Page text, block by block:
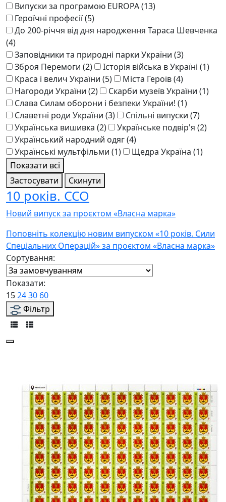
Випуски за програмою EUROPA(13)
Героїчні професії(5)
До 200-річчя від дня народження Тараса Шевченка
(4)
Заповідники та природні парки України (3)
Зброя Перемоги (2) Історія війська в Україні (1)
Краса і велич України (5) Міста Героїв(4)
Нагороди України (2) Скарби музеїв України (1)
Слава Силам оборони і безпеки України! (1)
Славетні роди України (3) Спільні випуски (7)
Українська вишивка (2) Українське подвір'я (2)
Український народний одяг(4)
Українські мультфільми (1) Щедра Україна (1)
Показати всі
Застосувати
Скинути
10 років. ССО
Новий випуск за проєктом «Власна марка»
Поповніть колекцію новим випуском «10 років. Сили
Спеціальних Операцій» за проєктом «Власна марка»
Сортування:
Показати:
152430 60
Фільтр